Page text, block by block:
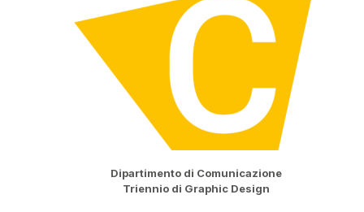
Dipartimento di Comunicazione
Triennio di Graphic Design